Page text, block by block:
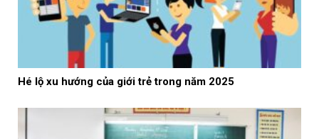
Hé lộ xu hướng của giới trẻ trong năm 2025